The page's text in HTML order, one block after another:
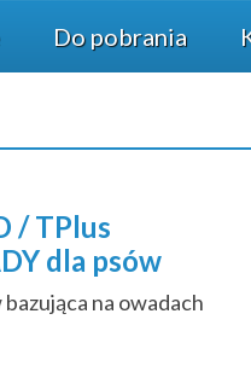
Do pobrania
/ TPlus
dla psów
na owadach